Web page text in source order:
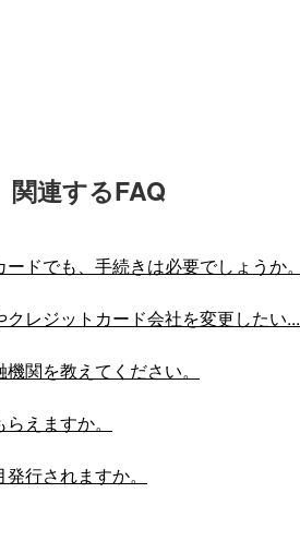
関連するFAQ
ドでも、手続きは必要でしょうか。
レジットカード会社を変更したい...
関を教えてください。
えますか。
行されますか。